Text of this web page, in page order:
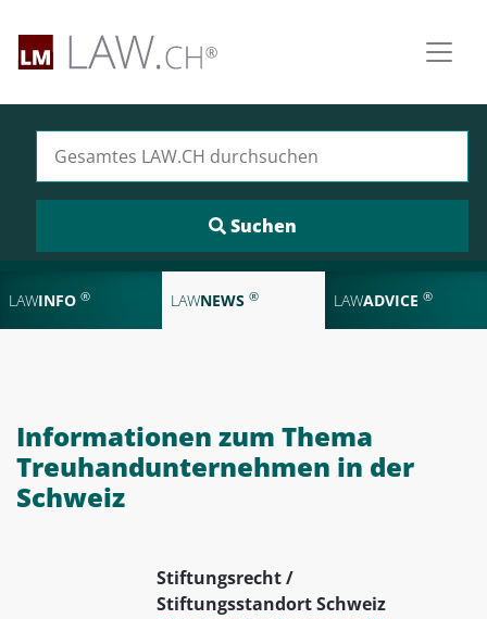
LAWINFO ® LAWNEWS ® LAWADVICE ®
Informationen zum Thema
Treuhandunternehmen in der
Schweiz
Stiftungsrecht /
Stiftungsstandort Schweiz